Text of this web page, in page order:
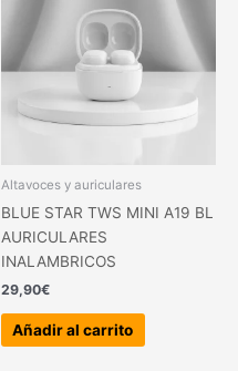
Altavoces y auriculares
BLUE STAR TWS MINI A19 BL
AURICULARES
INALAMBRICOS
29,90€
Añadir al carrito